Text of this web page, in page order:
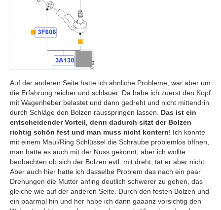
Auf der anderen Seite hatte ich ähnliche Probleme, war aber um
die Erfahrung reicher und schlauer. Da habe ich zuerst den Kopf
mit Wagenheber belastet und dann gedreht und nicht mittendrin
durch Schläge den Bolzen rausspringen lassen. Das ist ein
entscheidender Vorteil, denn dadurch sitzt der Bolzen
richtig schön fest und man muss nicht kontern! Ich konnte
mit einem Maul/Ring Schlüssel die Schraube problemlos öffnen,
man hätte es auch mit der Nuss gekonnt, aber ich wollte
beobachten ob sich der Bolzen evtl. mit dreht, tat er aber nicht.
Aber auch hier hatte ich dasselbe Problem das nach ein paar
Drehungen die Mutter anfing deutlich schwerer zu gehen, das
gleiche wie auf der anderen Seite. Durch den festen Bolzen und
ein paarmal hin und her habe ich dann gaaanz vorsichtig den